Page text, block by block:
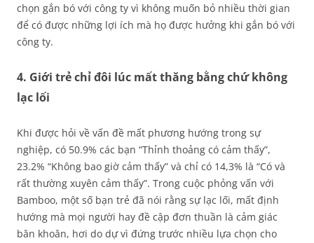
chọn gắn bó với công ty vì không muốn bỏ nhiều thời gian
để có được những lợi ích mà họ được hưởng khi gắn bó với
công ty.
4. Giới trẻ chỉ đôi lúc mất thăng bằng chứ không
lạc lối
Khi được hỏi về vấn đề mất phương hướng trong sự
nghiệp, có 50.9% các bạn “Thỉnh thoảng có cảm thấy”,
23.2% “Không bao giờ cảm thấy” và chỉ có 14,3% là “Có và
rất thường xuyên cảm thấy”. Trong cuộc phỏng vấn với
Bamboo, một số bạn trẻ đã nói rằng sự lạc lối, mất định
hướng mà mọi người hay đề cập đơn thuần là cảm giác
băn khoăn, hơi do dự vì đứng trước nhiều lựa chọn cho